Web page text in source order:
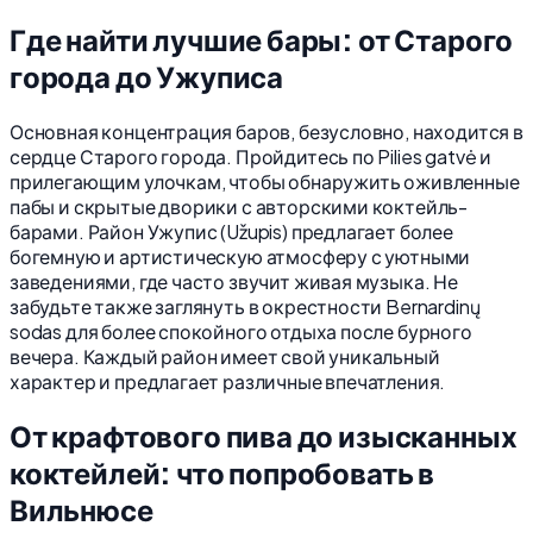
Где найти лучшие бары: от Старого
города до Ужуписа
Основная концентрация баров, безусловно, находится в
сердце Старого города. Пройдитесь по Pilies gatvė и
прилегающим улочкам, чтобы обнаружить оживленные
пабы и скрытые дворики с авторскими коктейль-
барами. Район Ужупис (Užupis) предлагает более
богемную и артистическую атмосферу с уютными
заведениями, где часто звучит живая музыка. Не
забудьте также заглянуть в окрестности Bernardinų
sodas для более спокойного отдыха после бурного
вечера. Каждый район имеет свой уникальный
характер и предлагает различные впечатления.
От крафтового пива до изысканных
коктейлей: что попробовать в
Вильнюсе